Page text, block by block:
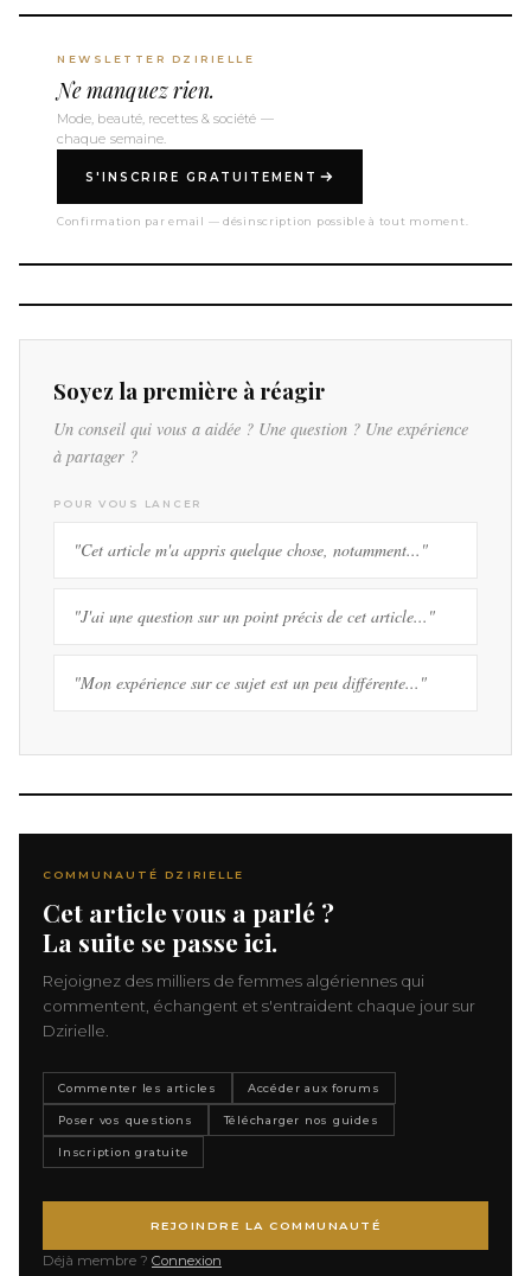
NEWSLETTER DZIRIELLE
Ne manquez rien.
Mode, beauté, recettes & société —
chaque semaine.
S'INSCRIRE GRATUITEMENT
Confirmation par email — désinscription possible à tout moment.
Soyez la première à réagir
Un conseil qui vous a aidée ? Une question ? Une expérience
à partager ?
POUR VOUS LANCER
"Cet article m'a appris quelque chose, notamment..."
"J'ai une question sur un point précis de cet article..."
"Mon expérience sur ce sujet est un peu différente..."
COMMUNAUTÉ DZIRIELLE
Cet article vous a parlé ?
La suite se passe ici.
Rejoignez des milliers de femmes algériennes qui
commentent, échangent et s'entraident chaque jour sur
Dzirielle.
Commenter les articles Accéder aux forums
Poser vos questions Télécharger nos guides
Inscription gratuite
REJOINDRE LA COMMUNAUTÉ
Déjà membre ? Connexion